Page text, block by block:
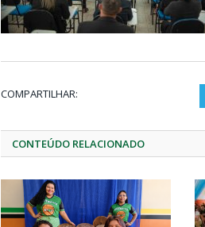
COMPARTILHAR:
CONTEÚDO RELACIONADO